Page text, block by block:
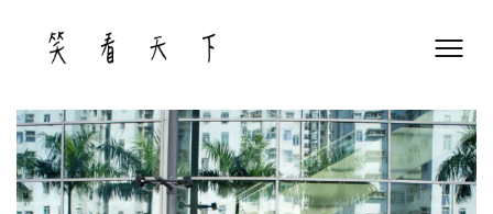
content